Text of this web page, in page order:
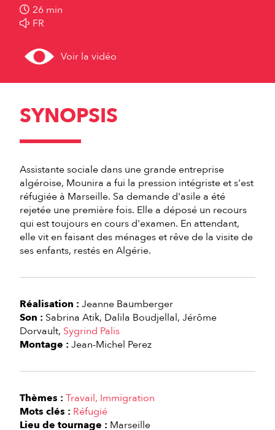
26 min
FR
Voir la vidéo
SYNOPSIS
Assistante sociale dans une grande entreprise
algéroise, Mounira a fui la pression intégriste et s'est
réfugiée à Marseille. Sa demande d'asile a été
rejetée une première fois. Elle a déposé un recours
qui est toujours en cours d'examen. En attendant,
elle vit en faisant des ménages et rêve de la visite de
ses enfants, restés en Algérie.
Réalisation : Jeanne Baumberger
Son : Sabrina Atik Dalila Boudjellal Jérôme
Dorvault Sygrind Palis
Montage : Jean-Michel Perez
Thèmes : Travail Immigration
Mots clés : Réfugié
Lieu de tournage : Marseille